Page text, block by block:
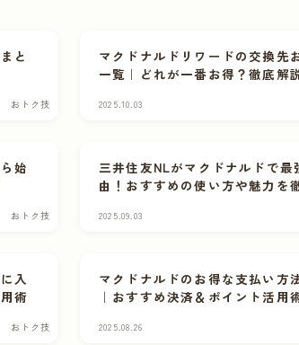
と
おトク技
マクドナルドリワードの交換先
一覧｜どれが一番お得？徹底解
2025.10.03
始
おトク技
三井住友NLがマクドナルドで最
由！おすすめの使い方や魅力を
2025.09.03
入
術
おトク技
マクドナルドのお得な支払い方
｜おすすめ決済＆ポイント活用
2025.08.26